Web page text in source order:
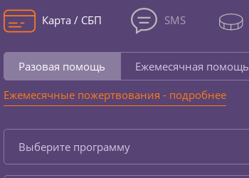
Карта / СБП SMS
Разовая помощь
Ежемесячная помощь
Ежемесячные пожертвования - подробнее
Выберите программу